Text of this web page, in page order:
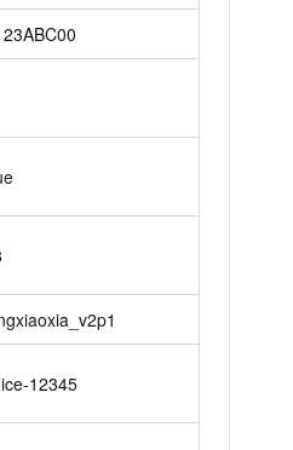
12345